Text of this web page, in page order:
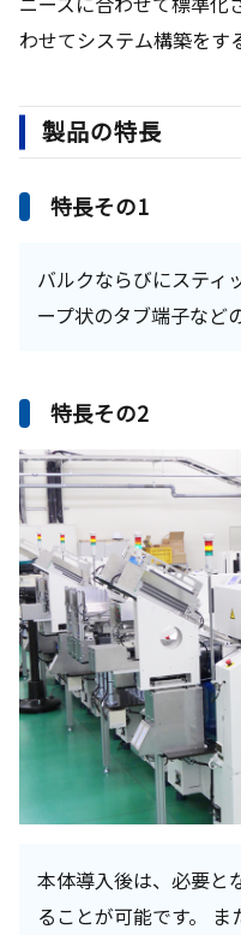
わせてシステム構築をす
製品の特長
特長その1
バルクならびにスティ
ープ状のタブ端子など
特長その2
本体導入後は、必要と
ることが可能です。